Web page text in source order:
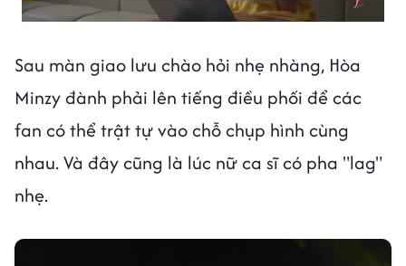
Sau màn giao lưu chào hỏi nhẹ nhàng, Hòa
Minzy đành phải lên tiếng điều phối để các
fan có thể trật tự vào chỗ chụp hình cùng
nhau. Và đây cũng là lúc nữ ca sĩ có pha "lag"
nhẹ.